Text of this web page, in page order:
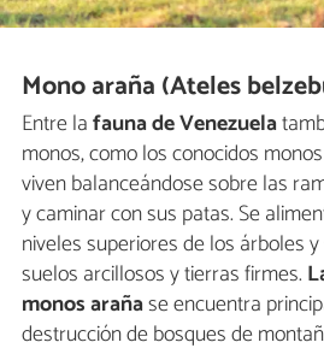
Mono araña (Ateles
Entre lafauna de Venezuela
monos, como los conocidos
viven balanceándose sobre las
y caminar con sus patas. Se
niveles superiores de los árboles
suelos arcillosos y tierras firmes.
monos arañase encuentra
destrucción de bosques de